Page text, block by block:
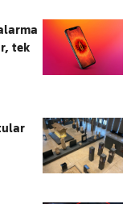
tek